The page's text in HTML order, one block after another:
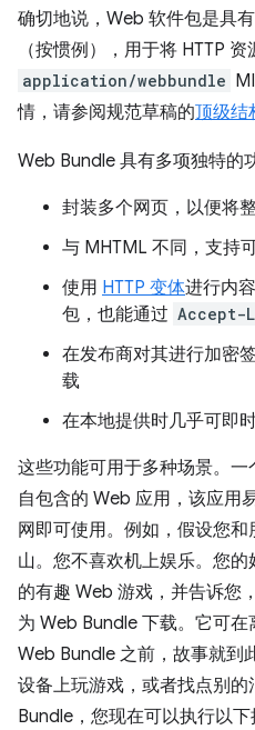
确切地说，Web 软件包是具有
（按惯例），用于将 HTTP
application/webbundle
情，请参阅规范草稿的顶级结
Web Bundle 具有多项独特的
封装多个网页，以便将
与 MHTML 不同，支持
使用 HTTP 变体进行内
包，也能通过 Accept-
在发布商对其进行加密
载
在本地提供时几乎可即
这些功能可用于多种场景。
自包含的 Web 应用，该应用
网即可使用。例如，假设您
山。您不喜欢机上娱乐。您
的有趣 Web 游戏，并告诉您
为 Web Bundle 下载。它可
Web Bundle 之前，故事就到
设备上玩游戏，或者找点别
Bundle，您现在可以执行以下